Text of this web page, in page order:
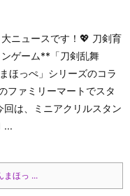
ニュースです！💖 刀剣育
ゲーム**「刀剣乱舞
ほっぺ」シリーズのコラ
ファミリーマートでスタ
回は、ミニアクリルスタン
...
まほっ ...